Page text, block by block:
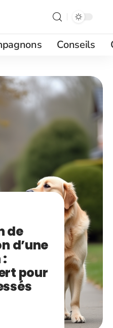
Conseils
de
d’une
pour